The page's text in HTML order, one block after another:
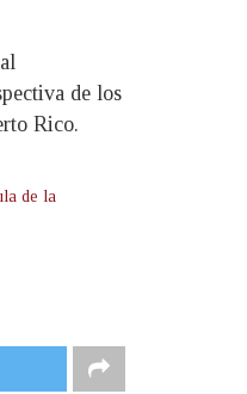
de los
Rico.
de la